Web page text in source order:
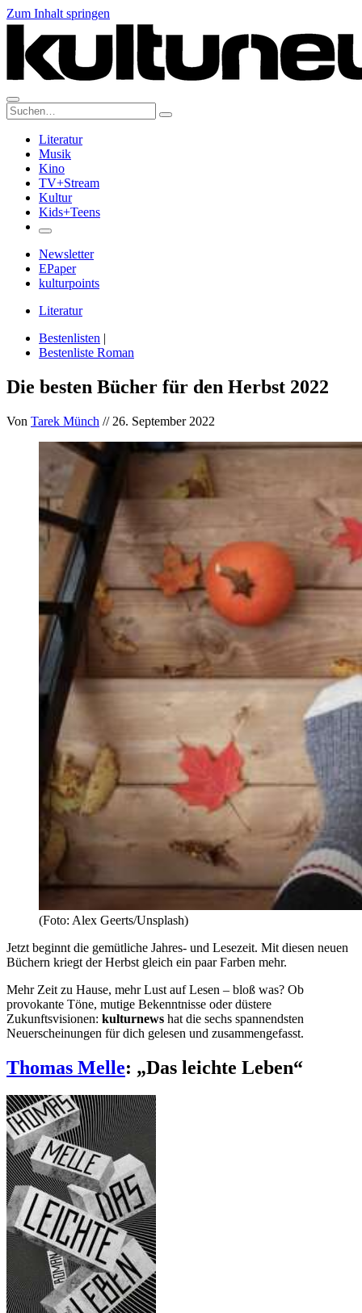
Zum Inhalt springen
Suche:
Literatur
Musik
Kino
TV+Stream
Kultur
Kids+Teens
Newsletter
EPaper
kulturpoints
Literatur
Bestenlisten |
Bestenliste Roman
Die besten Bücher für den Herbst 2022
Von Tarek Münch // 26. September 2022
(Foto: Alex Geerts/Unsplash)
Jetzt beginnt die gemütliche Jahres- und Lesezeit. Mit diesen neuen
Büchern kriegt der Herbst gleich ein paar Farben mehr.
Mehr Zeit zu Hause, mehr Lust auf Lesen – bloß was? Ob
provokante Töne, mutige Bekenntnisse oder düstere
Zukunftsvisionen: kulturnews hat die sechs spannendsten
Neuerscheinungen für dich gelesen und zusammengefasst.
Thomas Melle: „Das leichte Leben“